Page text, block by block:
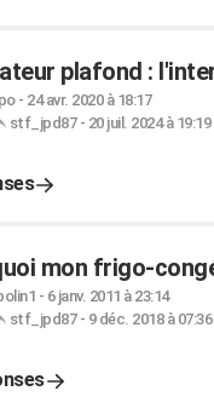
plafond :
- 24 avr. 2020 à 18:17
stf_jpd87- 20 juil. 2024 à 19:19
mon frigo-
- 6 janv. 2011 à 23:14
stf_jpd87- 9 déc. 2018 à 07:36